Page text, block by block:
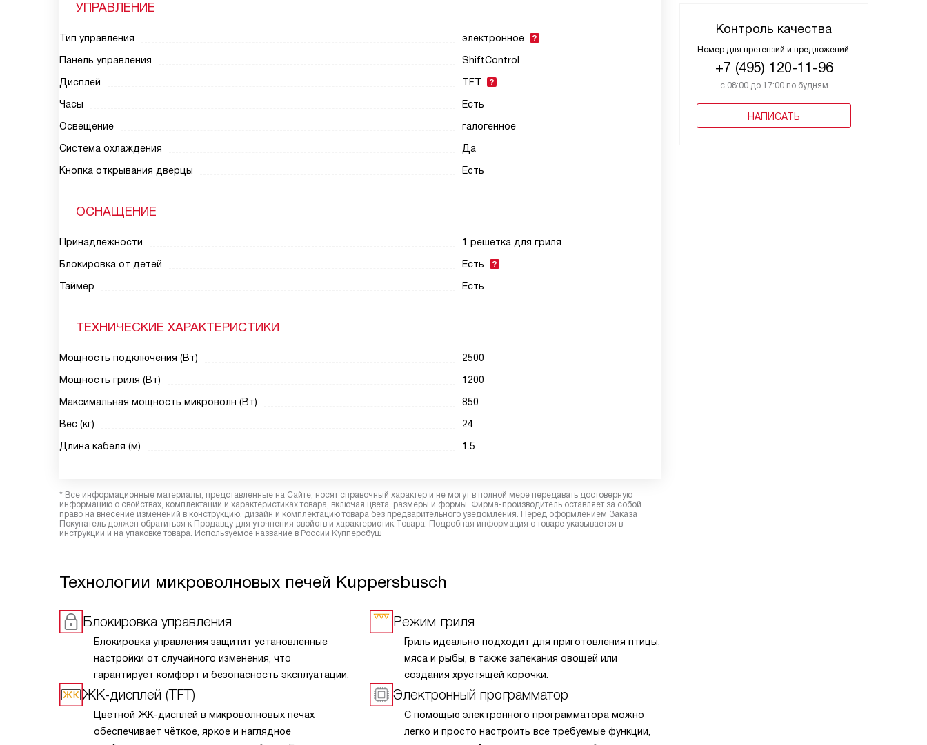
Контроль качества
Номер для претензий и предложений:
+7 (495) 120-11-96
с 08:00 до 17:00 по будням
НАПИСАТЬ
УПРАВЛЕНИЕ
Тип управления
электронное
Панель управления
ShiftControl
Дисплей
TFT
Часы
Есть
Освещение
галогенное
Система охлаждения
Да
Кнопка открывания дверцы
Есть
ОСНАЩЕНИЕ
Принадлежности
1 решетка для гриля
Блокировка от детей
Есть
Таймер
Есть
ТЕХНИЧЕСКИЕ ХАРАКТЕРИСТИКИ
Мощность подключения (Вт)
2500
Мощность гриля (Вт)
1200
Максимальная мощность микроволн (Вт)
850
Вес (кг)
24
Длина кабеля (м)
1.5
* Все информационные материалы, представленные на Сайте, носят справочный характер и не могут в полной мере передавать достоверную
информацию о свойствах, комплектации и характеристиках товара, включая цвета, размеры и формы. Фирма-производитель оставляет за собой
право на внесение изменений в конструкцию, дизайн и комплектацию товара без предварительного уведомления. Перед оформлением Заказа
Покупатель должен обратиться к Продавцу для уточнения свойств и характеристик Товара. Подробная информация о товаре указывается в
инструкции и на упаковке товара. Используемое название в России Купперсбуш
Технологии микроволновых печей Kuppersbusch
Блокировка управления
Блокировка управления защитит установленные
настройки от случайного изменения, что
гарантирует комфорт и безопасность эксплуатации.
ЖК-дисплей (TFT)
Цветной ЖК-дисплей в микроволновых печах
обеспечивает чёткое, яркое и наглядное
Режим гриля
Гриль идеально подходит для приготовления птицы,
мяса и рыбы, в также запекания овощей или
создания хрустящей корочки.
Электронный программатор
С помощью электронного программатора можно
легко и просто настроить все требуемые функции,